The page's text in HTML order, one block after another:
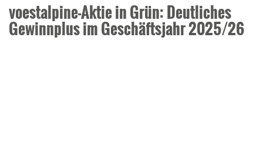
voestalpine-Aktie in Grün: Deutliches
Gewinnplus im Geschäftsjahr 2025/26